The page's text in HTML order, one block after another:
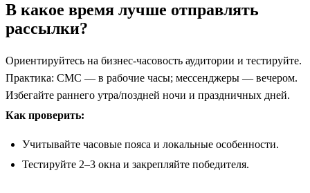
В какое время лучше отправлять
рассылки?
Ориентируйтесь на бизнес-часовость аудитории и тестируйте.
Практика: СМС — в рабочие часы; мессенджеры — вечером.
Избегайте раннего утра/поздней ночи и праздничных дней.
Как проверить:
Учитывайте часовые пояса и локальные особенности.
Тестируйте 2–3 окна и закрепляйте победителя.